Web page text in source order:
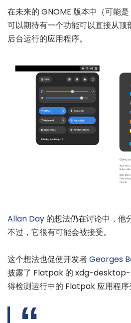
在未来的 GNOME 版本中（可能
可以期待有一个功能可以直接从顶
后台运行的应用程序。
Allan Day 的想法仍在讨论中，他
不过，它很有可能会被接受。
这个想法也促使开发者Georges
披露了 Flatpak 的 xdg-
得检测运行中的 Flatpak 应用程序